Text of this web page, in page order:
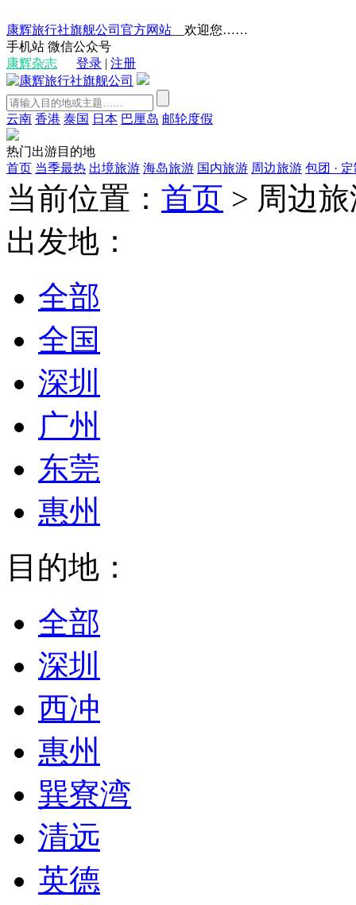
康辉旅行社旗舰公司官方网站 __欢迎您……
手机站 微信公众号
康辉杂志
登录 | 注册
云南 香港 泰国 日本 巴厘岛 邮轮度假
热门出游目的地
首页 当季最热 出境旅游 海岛旅游 国内旅游 周边旅游 包团 ·
当前位置： 首页 > 周边
出发地：
全部
全国
深圳
广州
东莞
惠州
目的地：
全部
深圳
西冲
惠州
巽寮湾
清远
英德